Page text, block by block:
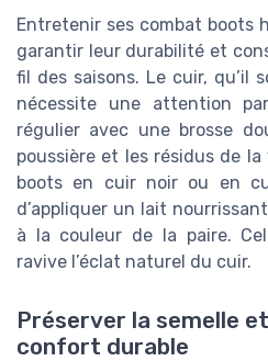
Entretenir ses combat boots
garantir leur durabilité et
fil des saisons. Le cuir, qu’il
nécessite une attention
régulier avec une brosse
poussière et les résidus de
boots en cuir noir ou en
d’appliquer un lait
à la couleur de la paire.
ravive l’éclat naturel du cuir.
Préserver la semelle
confort durable